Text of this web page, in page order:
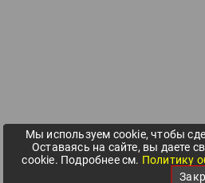
Мы используем cookie, чтобы
Оставаясь на сайте, вы даете
cookie. Подробнее см. Политику